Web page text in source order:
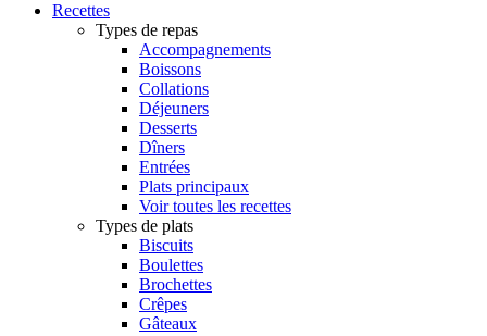
Recettes
Types de repas
Accompagnements
Boissons
Collations
Déjeuners
Desserts
Dîners
Entrées
Plats principaux
Voir toutes les recettes
Types de plats
Biscuits
Boulettes
Brochettes
Crêpes
Gâteaux